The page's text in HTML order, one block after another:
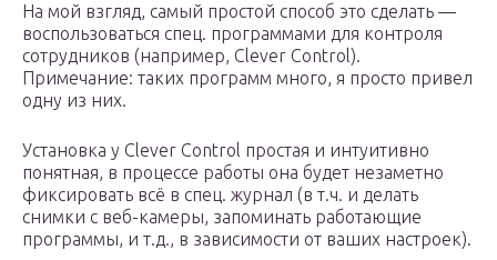
На мой взгляд, самый простой способ это сделать —
воспользоваться спец. программами для контроля
сотрудников (например, Clever Control).
Примечание: таких программ много, я просто привел
одну из них.
Установка у Clever Control простая и интуитивно
понятная, в процессе работы она будет незаметно
фиксировать всё в спец. журнал (в т.ч. и делать
снимки с веб-камеры, запоминать работающие
программы, и т.д., в зависимости от ваших настроек).